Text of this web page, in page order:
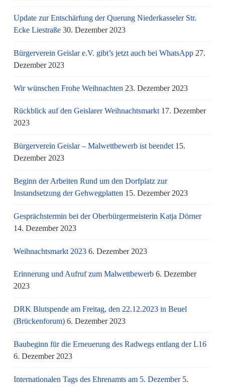
Update zur Entschärfung der Querung Niederkasseler Str.
Ecke Liestraße 30. Dezember 2023
Bürgerverein Geislar e.V. gibt’s jetzt auch bei WhatsApp 27.
Dezember 2023
Wir wünschen Frohe Weihnachten 23. Dezember 2023
Rückblick auf den Geislarer Weihnachtsmarkt 17. Dezember
2023
Bürgerverein Geislar – Malwettbewerb ist beendet 15.
Dezember 2023
Beginn der Arbeiten Rund um den Dorfplatz zur
Instandsetzung der Gehwegplatten 15. Dezember 2023
Gesprächstermin bei der Oberbürgermeisterin Katja Dörner
14. Dezember 2023
Weihnachtsmarkt 2023 6. Dezember 2023
Erinnerung und Aufruf zum Malwettbewerb 6. Dezember
2023
DRK Blutspende am Freitag, den 22.12.2023 in Beuel
(Brückenforum) 6. Dezember 2023
Baubeginn für die Erneuerung des Radwegs entlang der L16
6. Dezember 2023
Internationalen Tags des Ehrenamts am 5. Dezember 5.